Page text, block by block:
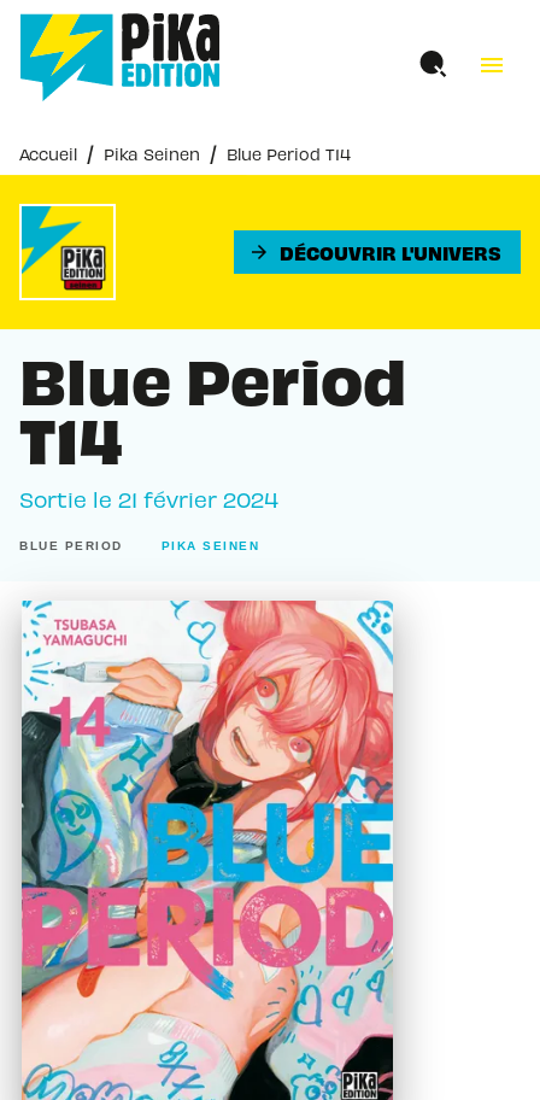
MENU RECHERCHE
PIED DE PAGE
menu
Accueil / Pika Seinen / Blue Period T14
arrow_forward DÉCOUVRIR L'UNIVERS
Blue Period
T14
Sortie le 21 février 2024
BLUE PERIOD PIKA SEINEN